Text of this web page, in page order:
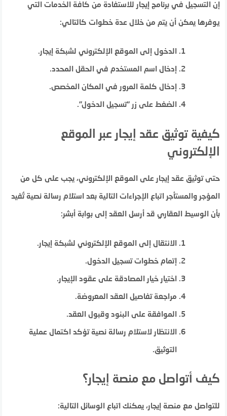
إن التسجيل في برنامج إيجار للاستفادة من كافة الخدمات التي
يوفرها يمكن أن يتم من خلال عدة خطوات كالتالي:
الدخول إلى الموقع الإلكتروني لشبكة إيجار.
إدخال اسم المستخدم في الحقل المحدد.
إدخال كلمة المرور في المكان المخصص.
الضغط على زر “تسجيل الدخول”.
كيفية توثيق عقد إيجار عبر الموقع
الإلكتروني
حتى توثيق عقد إيجار على الموقع الإلكتروني، يجب على كل من
المؤجر والمستأجر اتباع الإجراءات التالية بعد استلام رسالة نصية تُفيد
بأن الوسيط العقاري قد أرسل العقد إلى بوابة أبشر:
الانتقال إلى الموقع الإلكتروني لشبكة إيجار.
إتمام خطوات تسجيل الدخول.
اختيار خيار المصادقة على عقود الإيجار.
مراجعة تفاصيل العقد المعروضة.
الموافقة على البنود وقبول العقد.
الانتظار لاستلام رسالة نصية تؤكد اكتمال عملية
التوثيق.
كيف أتواصل مع منصة إيجار؟
للتواصل مع منصة إيجار، يمكنك اتباع الوسائل التالية: